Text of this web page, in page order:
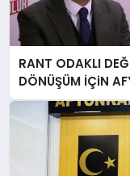
RANT ODAKLI
DÖNÜŞÜM İÇiN